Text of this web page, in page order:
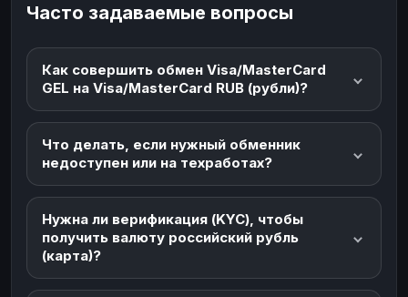
Часто задаваемые вопросы
Как совершить обмен Visa/MasterCard
GEL на Visa/MasterCard RUB (рубли)?
Что делать, если нужный обменник
недоступен или на техработах?
Нужна ли верификация (KYC), чтобы
получить валюту российский рубль
(карта)?